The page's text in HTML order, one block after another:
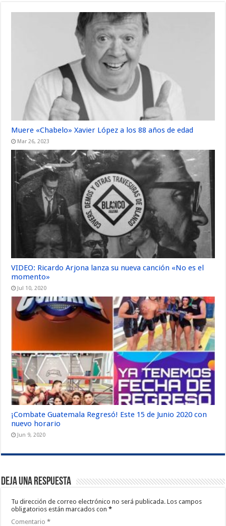
Muere «Chabelo» Xavier López a los 88 años de edad
Mar 26, 2023
VIDEO: Ricardo Arjona lanza su nueva canción «No es el
momento»
Jul 10, 2020
¡Combate Guatemala Regresó! Este 15 de Junio 2020 con
nuevo horario
Jun 9, 2020
Deja una respuesta
Tu dirección de correo electrónico no será publicada. Los campos
obligatorios están marcados con*
Comentario*